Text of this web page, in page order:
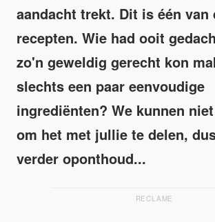
aandacht trekt. Dit is één van
recepten. Wie had ooit
zo'n geweldig gerecht kon
slechts een paar eenvoudige
ingrediënten? We kunnen
om het met jullie te delen,
verder oponthoud...
RECLAME